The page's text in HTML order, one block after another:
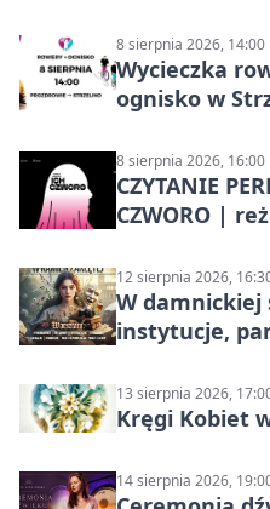
8 sierpnia 2026, 14:00
Wycieczka
ognisko w
8 sierpnia 2026, 16:00
CZYTANIE
CZWORO |
12 sierpnia 2026,
W damnickiej
instytucje,
13 sierpnia 2026,
Kręgi Kobiet
14 sierpnia 2026,